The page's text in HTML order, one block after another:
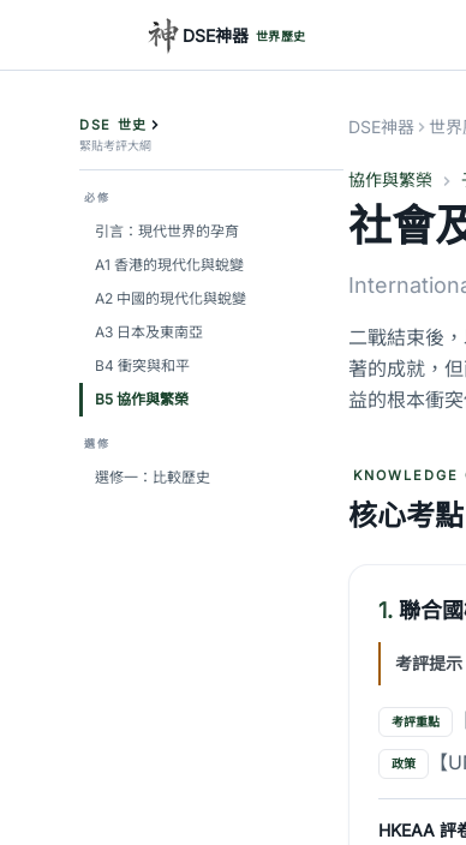
DSE神器 世界歷史
DSE 世史
緊貼考評大綱
必修
引言：現代世界的孕育
A1 香港的現代化與蛻變
A2 中國的現代化與蛻變
A3 日本及東南亞
B4 衝突與和平
B5 協作與繁榮
選修
選修一：比較歷史
DSE神器 世界
協作與繁榮
社會
二戰結束後
著的成就，
益的根本衝
KNOWLEDGE
核心考點
1. 聯合
考評提示
考評重點
政策 【
HKEAA 評